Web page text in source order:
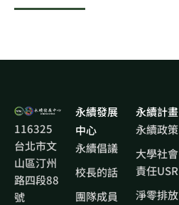
116325
台北市文
山區汀州
路四段88
號
永續發展
中心
永續倡議
校長的話
團隊成員
永續計畫
永續政策
大學社會
責任USR
淨零排放